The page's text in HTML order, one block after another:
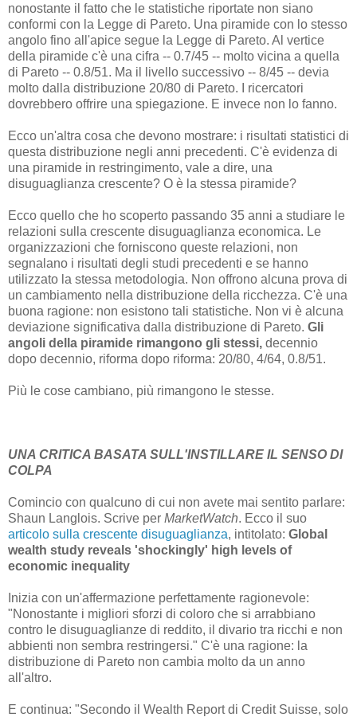
nonostante il fatto che le statistiche riportate non siano
conformi con la Legge di Pareto. Una piramide con lo stesso
angolo fino all'apice segue la Legge di Pareto. Al vertice
della piramide c'è una cifra -- 0.7/45 -- molto vicina a quella
di Pareto -- 0.8/51. Ma il livello successivo -- 8/45 -- devia
molto dalla distribuzione 20/80 di Pareto. I ricercatori
dovrebbero offrire una spiegazione. E invece non lo fanno.
Ecco un'altra cosa che devono mostrare: i risultati statistici di
questa distribuzione negli anni precedenti. C'è evidenza di
una piramide in restringimento, vale a dire, una
disuguaglianza crescente? O è la stessa piramide?
Ecco quello che ho scoperto passando 35 anni a studiare le
relazioni sulla crescente disuguaglianza economica. Le
organizzazioni che forniscono queste relazioni, non
segnalano i risultati degli studi precedenti e se hanno
utilizzato la stessa metodologia. Non offrono alcuna prova di
un cambiamento nella distribuzione della ricchezza. C'è una
buona ragione: non esistono tali statistiche. Non vi è alcuna
deviazione significativa dalla distribuzione di Pareto. Gli
angoli della piramide rimangono gli stessi, decennio
dopo decennio, riforma dopo riforma: 20/80, 4/64, 0.8/51.
Più le cose cambiano, più rimangono le stesse.
UNA CRITICA BASATA SULL'INSTILLARE IL SENSO DI
COLPA
Comincio con qualcuno di cui non avete mai sentito parlare:
Shaun Langlois. Scrive per MarketWatch. Ecco il suo
articolo sulla crescente disuguaglianza, intitolato: Global
wealth study reveals 'shockingly' high levels of
economic inequality
Inizia con un'affermazione perfettamente ragionevole:
"Nonostante i migliori sforzi di coloro che si arrabbiano
contro le disuguaglianze di reddito, il divario tra ricchi e non
abbienti non sembra restringersi." C'è una ragione: la
distribuzione di Pareto non cambia molto da un anno
all'altro.
E continua: "Secondo il Wealth Report di Credit Suisse, solo